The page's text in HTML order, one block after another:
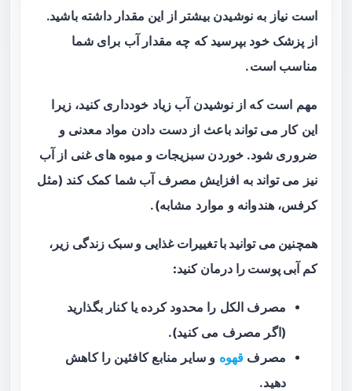
است نیاز به نوشیدن بیشتر از این مقدار داشته باشید.
از پزشک خود بپرسید که چه مقدار آب برای شما
مناسب است.
مهم است که از نوشیدن آب زیاد خودداری کنید، زیرا
این کار می‌ تواند باعث از دست دادن مواد معدنی و
ضروری شود. خوردن سبزیجات و میوه‌ های غنی از آب
نیز می‌ تواند به افزایش مصرف آب شما کمک کند (مثل
کرفس، هندوانه و موارد مشابه).
همچنین می‌ توانید با تغییرات غذایی و سبک زندگی زیر،
کم آبی پوست را درمان کنید:
مصرف الکل را محدود کرده یا کنار بگذارید
(اگر مصرف می‌ کنید).
مصرف قهوه و سایر منابع کافئین را کاهش
دهید.